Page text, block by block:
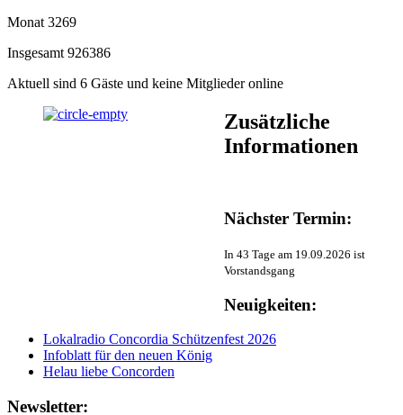
Monat 3269
Insgesamt 926386
Aktuell sind 6 Gäste und keine Mitglieder online
Zusätzliche
Informationen
Nächster Termin:
In 43 Tage am 19.09.2026 ist
Vorstandsgang
Neuigkeiten:
Lokalradio Concordia Schützenfest 2026
Infoblatt für den neuen König
Helau liebe Concorden
Newsletter: